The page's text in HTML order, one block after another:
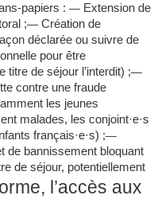
papiers : — Extension de
;— Création de
déclarée ou suivre de
pour être
titre de séjour l’interdit) ;—
contre une fraude
les jeunes
malades, les conjoint·e·s
français·e·s) ;—
de bannissement bloquant
de séjour, potentiellement
l’accès aux